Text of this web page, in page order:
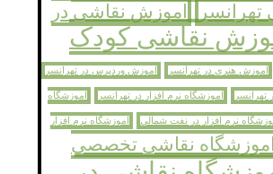
اموزش نقاشی در
نقاشی کودک
اموزش هنری در تهرانسر اموزش وردپرس در تهرانسر
تهرانسر اموزشگاه نرم افزار در تهرانسر اموزشگاه
نرم افزار در نفت شمالی اموزشگاه نرم افزار
اموزشگاه نقاشی تخصصی